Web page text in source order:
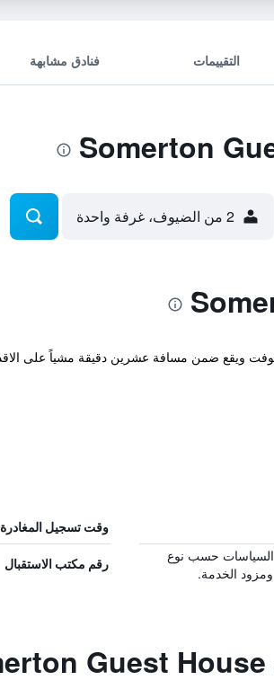
التقييمات فنادق مشابهة
2 من الضيوف، غرفة واحدة
وقت تسجيل المغادرة
حسب نوع
الخدمة.
رقم مكتب الاستقبال